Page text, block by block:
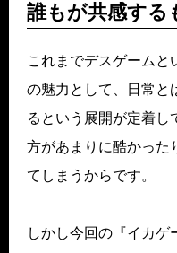
誰もが共感する
これまでデスゲームと
の魅力として、日常と
るという展開が定着し
方があまりに酷かった
てしまうからです。
しかし今回の『イカ